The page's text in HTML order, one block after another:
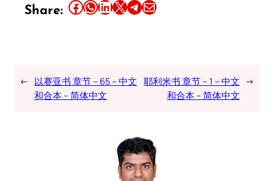
Share: Share this article on Facebook Share this article on WhatsApp Share this article on LinkedIn Share this article on X Share this article on TelegramEmail this Article
← 以赛亚书 章节 – 65 – 中文
和合本 – 简体中文
耶利米书 章节 – 1 – 中文
和合本 – 简体中文
→